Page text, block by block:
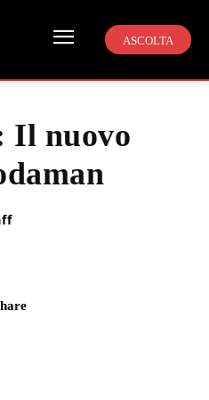
ASCOLTA
Il nuovo